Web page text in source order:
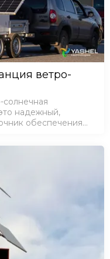
ветро-
надежный,
обеспечения
«прочный, над…